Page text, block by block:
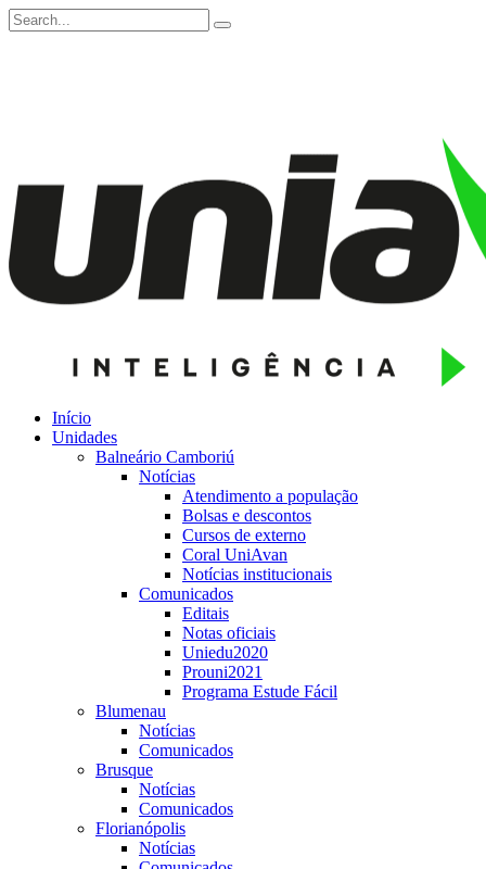
Início
Unidades
Balneário Camboriú
Notícias
Atendimento a população
Bolsas e descontos
Cursos de externo
Coral UniAvan
Notícias institucionais
Comunicados
Editais
Notas oficiais
Uniedu2020
Prouni2021
Programa Estude Fácil
Blumenau
Notícias
Comunicados
Brusque
Notícias
Comunicados
Florianópolis
Notícias